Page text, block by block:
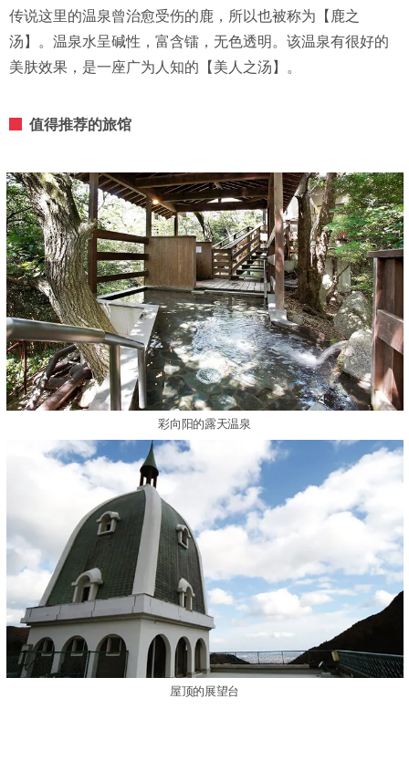
传说这里的温泉曾治愈受伤的鹿，所以也被称为【鹿之
汤】。温泉水呈碱性，富含镭，无色透明。该温泉有很好的
美肤效果，是一座广为人知的【美人之汤】。
值得推荐的旅馆
彩向阳的露天温泉
屋顶的展望台